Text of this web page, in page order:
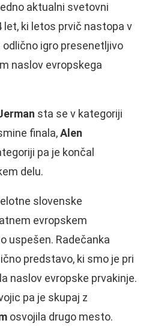
aktualni svetovni
let, ki letos prvič nastopa v
odlično igro presenetljivo
naslov evropskega
sta se v kategoriji
finala,Alen
pa je končal
delu.
slovenske
evropskem
uspešen. Radečanka
predstavo, ki smo je pri
naslov evropske prvakinje.
pa je skupaj z
osvojila drugo mesto.